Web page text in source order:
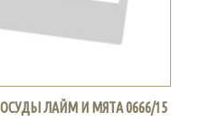
ЛАЙМ И МЯТА 0666/15